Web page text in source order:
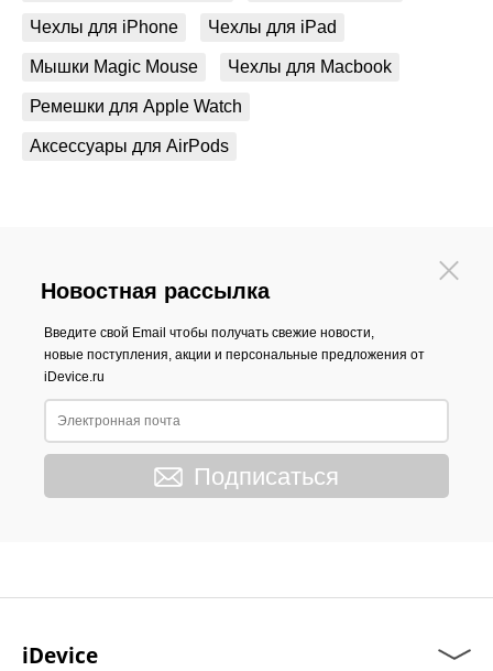
Чехлы для iPhone Чехлы для iPad
Мышки Magic Mouse Чехлы для Macbook
Ремешки для Apple Watch
Аксессуары для AirPods
Новостная рассылка
Введите свой Email чтобы получать свежие новости,
новые поступления, акции и персональные предложения от
iDevice.ru
Подписаться
iDevice